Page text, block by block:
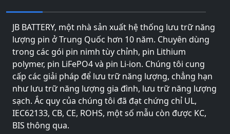
JB BATTERY, một nhà sản xuất hệ thống lưu trữ năng
lượng pin ở Trung Quốc hơn 10 năm. Chuyên dùng
trong các gói pin nimh tùy chỉnh, pin Lithium
polymer, pin LiFePO4 và pin Li-ion. Chúng tôi cung
cấp các giải pháp để lưu trữ năng lượng, chẳng hạn
như lưu trữ năng lượng gia đình, lưu trữ năng lượng
sạch. Ắc quy của chúng tôi đã đạt chứng chỉ UL,
IEC62133, CB, CE, ROHS, một số mẫu còn được KC,
BIS thông qua.